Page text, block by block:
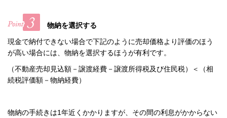
物納を選択する
現金で納付できない場合で下記のように売却価格より評価のほう
が高い場合には、物納を選択するほうが有利です。
（不動産売却見込額－譲渡経費－譲渡所得税及び住民税）＜（相
続税評価額－物納経費）
物納の手続きは1年近くかかりますが、その間の利息がかからない